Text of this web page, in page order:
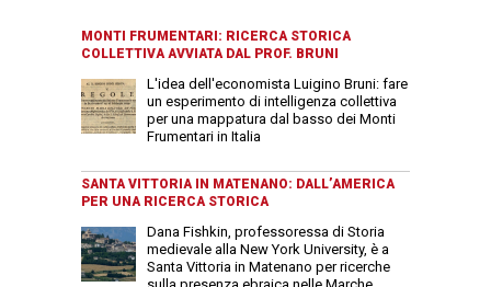
MONTI FRUMENTARI: RICERCA STORICA
COLLETTIVA AVVIATA DAL PROF. BRUNI
L'idea dell'economista Luigino Bruni: fare
un esperimento di intelligenza collettiva
per una mappatura dal basso dei Monti
Frumentari in Italia
SANTA VITTORIA IN MATENANO: DALL’AMERICA
PER UNA RICERCA STORICA
Dana Fishkin, professoressa di Storia
medievale alla New York University, è a
Santa Vittoria in Matenano per ricerche